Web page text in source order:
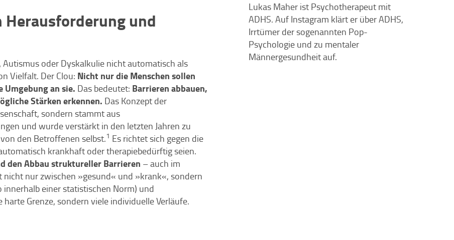
und
oder Dyskalkulie nicht automatisch als
Vielfalt. Der Clou: Nicht nur die Menschen sollen
Umgebung an sie. Das bedeutet: Barrieren abbauen,
Stärken erkennen. Das Konzept der
sondern stammt aus
und wurde verstärkt in den letzten Jahren zu
den Betroffenen selbst.1 Es richtet sich gegen die
krankhaft oder therapiebedürftig seien.
den Abbau struktureller Barrieren – auch im
nur zwischen »gesund« und »krank«, sondern
einer statistischen Norm) und
Grenze, sondern viele individuelle Verläufe.
Lukas Maher ist Psychotherapeut mit
ADHS. Auf Instagram klärt er über ADHS,
Irrtümer der sogenannten Pop-
Psychologie und zu mentaler
Männergesundheit auf.